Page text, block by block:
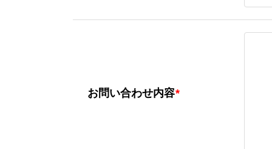
お問い合わせ内容*
お問い合